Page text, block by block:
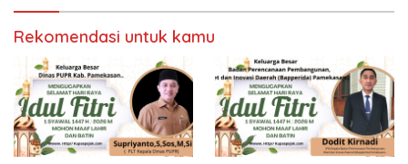
Rekomendasi untuk kamu